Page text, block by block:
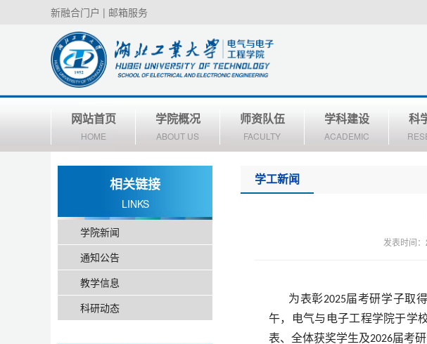
新融合门户 | 邮箱服务
网站首页
HOME
学院概况
ABOUT US
师资队伍
FACULTY
学科建设
ACADEMIC
科
相关链接
LINKS
学院新闻
通知公告
教学信息
科研动态
学工新闻
发表时间
为表彰2025届考研学子取
午，电气与电子工程学院于学
表、全体获奖学生及2026届考